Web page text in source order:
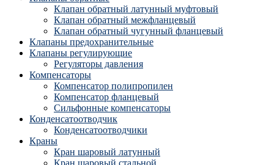
Клапан обратный латунный муфтовый
Клапан обратный межфланцевый
Клапан обратный чугунный фланцевый
Клапаны предохранительные
Клапаны регулирующие
Регуляторы давления
Компенсаторы
Компенсатор полипропилен
Компенсатор фланцевый
Сильфонные компенсаторы
Конденсатоотводчик
Конденсатоотводчики
Краны
Кран шаровый латунный
Кран шаровый стальной